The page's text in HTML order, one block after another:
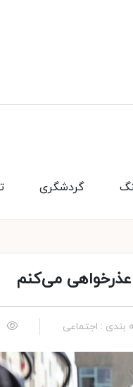
گردشگری
عذرخواهی می‌کنم
بندی : اجتماعی